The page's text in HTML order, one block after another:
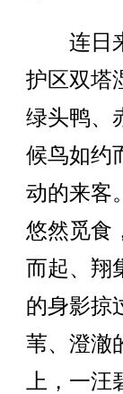
连日来
护区双塔
绿头鸭、
候鸟如约
动的来客
悠然觅食
而起、翔
的身影掠
苇、澄澈
上，一